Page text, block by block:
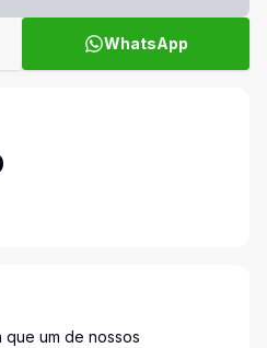
WhatsApp
que um de nossos